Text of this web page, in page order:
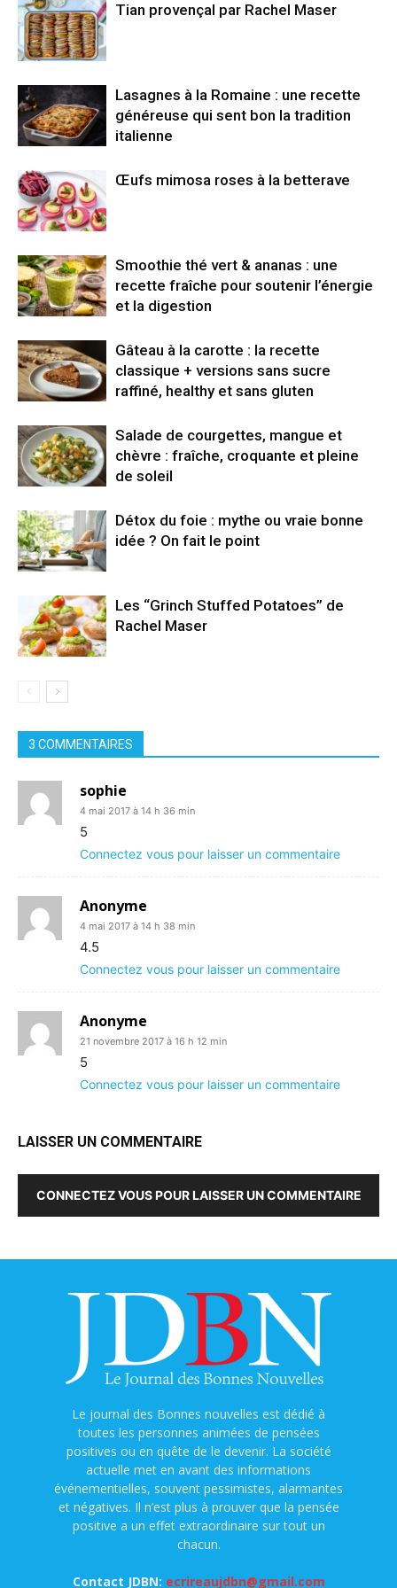
Tian provençal par Rachel Maser
Lasagnes à la Romaine : une recette
généreuse qui sent bon la tradition
italienne
Œufs mimosa roses à la betterave
Smoothie thé vert & ananas : une
recette fraîche pour soutenir l’énergie
et la digestion
Gâteau à la carotte : la recette
classique + versions sans sucre
raffiné, healthy et sans gluten
Salade de courgettes, mangue et
chèvre : fraîche, croquante et pleine
de soleil
Détox du foie : mythe ou vraie bonne
idée ? On fait le point
Les “Grinch Stuffed Potatoes” de
Rachel Maser
3 COMMENTAIRES
sophie
4 mai 2017 à 14 h 36 min
5
Connectez vous pour laisser un commentaire
Anonyme
4 mai 2017 à 14 h 38 min
4.5
Connectez vous pour laisser un commentaire
Anonyme
21 novembre 2017 à 16 h 12 min
5
Connectez vous pour laisser un commentaire
LAISSER UN COMMENTAIRE
CONNECTEZ VOUS POUR LAISSER UN COMMENTAIRE
Le journal des Bonnes nouvelles est dédié à
toutes les personnes animées de pensées
positives ou en quête de le devenir. La société
actuelle met en avant des informations
événementielles, souvent pessimistes, alarmantes
et négatives. Il n’est plus à prouver que la pensée
positive a un effet extraordinaire sur tout un
chacun.
Contact JDBN: ecrireaujdbn@gmail.com